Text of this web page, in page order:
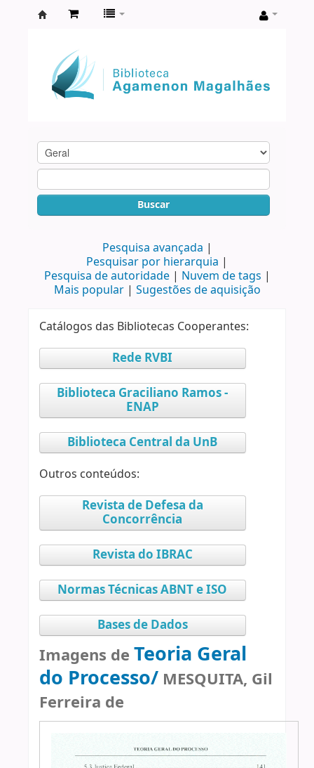
Agamenon
Magalhães
Buscar
Pesquisa avançada
Pesquisar por hierarquia
Pesquisa de autoridade
Nuvem de tags
Mais popular
Sugestões de aquisição
Catálogos das Bibliotecas Cooperantes:
Rede RVBI
Biblioteca Graciliano Ramos -
ENAP
Biblioteca Central da UnB
Outros conteúdos:
Revista de Defesa da
Concorrência
Revista do IBRAC
Normas Técnicas ABNT e ISO
Bases de Dados
Imagens de Teoria Geral
do Processo/ MESQUITA, Gil
Ferreira de